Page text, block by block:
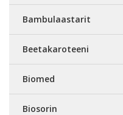
Bambulaastarit
Beetakaroteeni
Biomed
Biosorin